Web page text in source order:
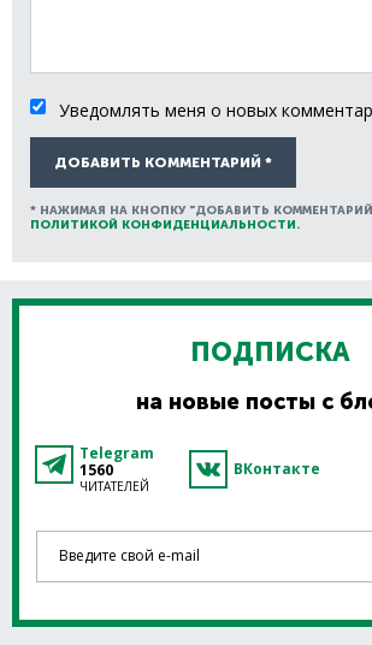
Уведомлять меня о новых
ДОБАВИТЬ КОММЕНТАРИЙ *
* НАЖИМАЯ НА КНОПКУ "ДОБАВИТЬ
ПОЛИТИКОЙ КОНФИДЕНЦИАЛЬНОСТИ.
ПОДПИСКА
на новые посты с
Telegram
1560
ЧИТАТЕЛЕЙ
ВКонтакте
Введите свой e-mail